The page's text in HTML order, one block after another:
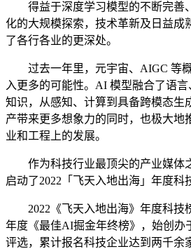
得益于深度学习模型的不断完善
化的大规模探索，技术革新及日益成
了各行各业的更深处。
过去一年里，元宇宙、AIGC 等概
入更多的可能性。AI 模型融合了语
知识，从感知、计算到具备跨模态生
产带来更多想象力的同时，也极大地
业和工程上的发展。
作为科技行业最顶尖的产业媒体
启动了2022「飞天入地出海」年度科
2022《飞天入地出海》年度科技
年度《最佳AI掘金年终榜》，始创办
评选，累计报名科技企业达到两千余